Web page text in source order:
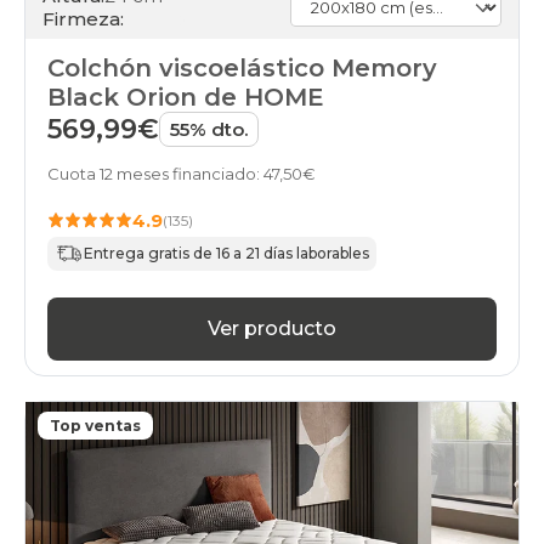
Firmeza:
Colchón viscoelástico Memory
Black Orion de HOME
569,99€ 55% dto.
Cuota 12 meses financiado: 47,50€
4.9(135)
Entrega gratis de 16 a 21 días laborables
Ver producto
Top ventas